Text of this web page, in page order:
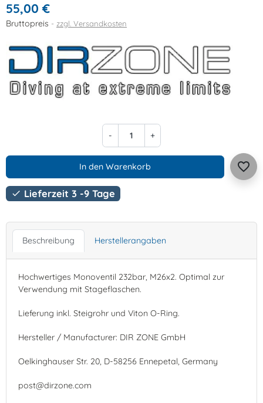
55,00 €
Bruttopreis zzgl. Versandkosten
- +
In den Warenkorb favorite_border
 Lieferzeit 3 -9 Tage
Beschreibung Herstellerangaben
Hochwertiges Monoventil 232bar, M26x2. Optimal zur
Verwendung mit Stageflaschen.
Lieferung inkl. Steigrohr und Viton O-Ring.
Hersteller / Manufacturer: DIR ZONE GmbH
Oelkinghauser Str. 20, D-58256 Ennepetal, Germany
post@dirzone.com